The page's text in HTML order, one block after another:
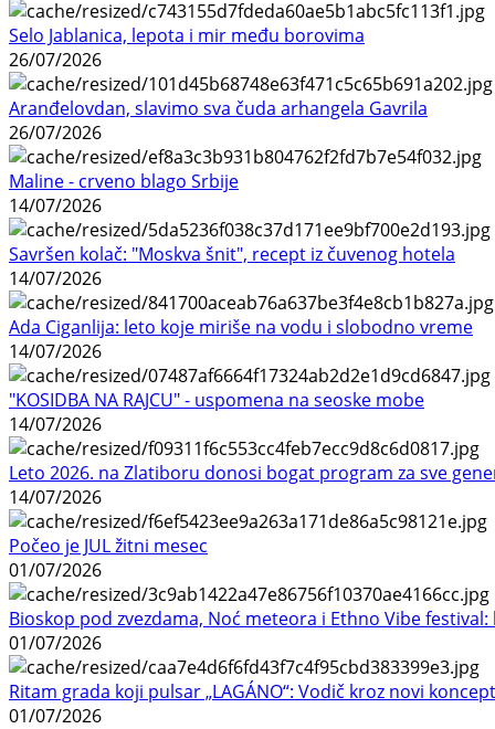
Selo Jablanica, lepota i mir među borovima
26/07/2026
Aranđelovdan, slavimo sva čuda arhangela Gavrila
26/07/2026
Maline - crveno blago Srbije
14/07/2026
Savršen kolač: "Moskva šnit", recept iz čuvenog hotela
14/07/2026
Ada Ciganlija: leto koje miriše na vodu i slobodno vreme
14/07/2026
"KOSIDBA NA RAJCU" - uspomena na seoske mobe
14/07/2026
Leto 2026. na Zlatiboru donosi bogat program za sve
14/07/2026
Počeo je JUL žitni mesec
01/07/2026
Bioskop pod zvezdama, Noć meteora i Ethno Vibe
01/07/2026
Ritam grada koji pulsar „LAGÁNO“: Vodič kroz novi
01/07/2026